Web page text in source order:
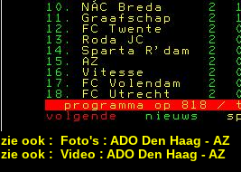
zie ook :
Foto's : ADO Den Haag - AZ
zie ook : Video : ADO Den Haag - AZ